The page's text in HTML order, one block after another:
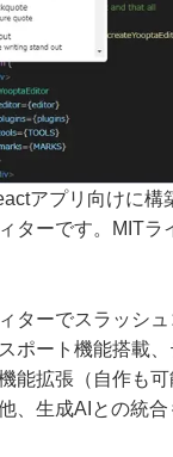
アプリ向けに構
ターです。MIT
ターでスラッシ
ポート機能搭載
能拡張（自作も
、生成AIとの統合